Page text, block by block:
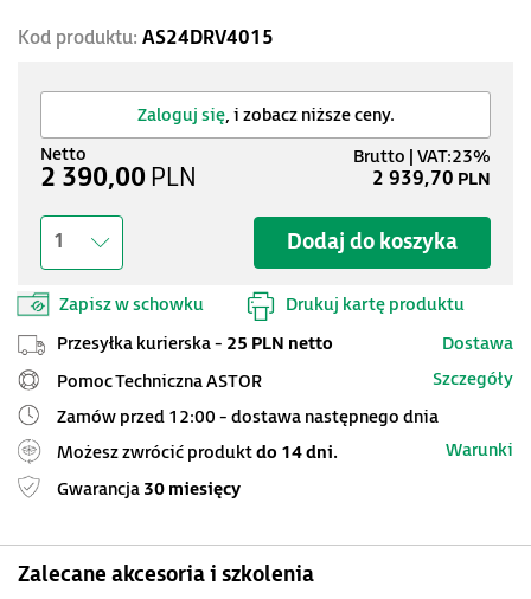
Kod produktu: AS24DRV4015
Zaloguj się, i zobacz niższe ceny.
Dodaj do koszyka
1
Zapisz w schowku Drukuj kartę produktu
2 390,00 PLN 2 939,70 PLN
Przesyłka kurierska - 25 PLN netto
Dostawa
Pomoc Techniczna ASTOR
Szczegóły
Zamów przed 12:00 - dostawa następnego dnia
Możesz zwrócić produktdo 14 dni.
Warunki
Gwarancja 30 miesięcy
Zalecane akcesoria i szkolenia